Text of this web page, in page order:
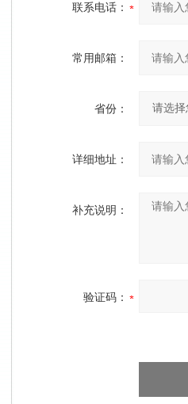
联系电话：
常用邮箱：
省份：
详细地址：
补充说明：
验证码：